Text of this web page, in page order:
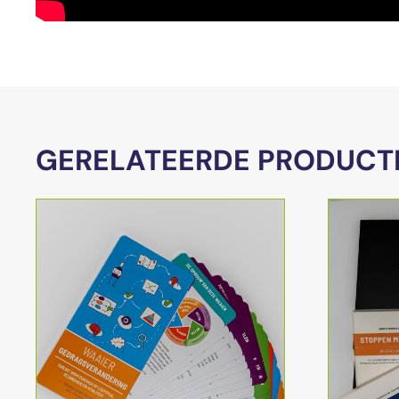
GERELATEERDE